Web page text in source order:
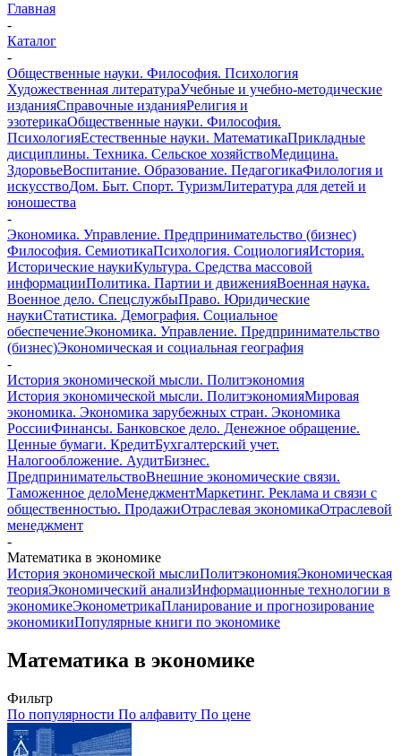
Главная
-
Каталог
-
Общественные науки. Философия. Психология
Художественная литератураУчебные и учебно-методические
изданияСправочные изданияРелигия и
эзотерикаОбщественные науки. Философия.
ПсихологияЕстественные науки. МатематикаПрикладные
дисциплины. Техника. Сельское хозяйствоМедицина.
ЗдоровьеВоспитание. Образование. ПедагогикаФилология и
искусствоДом. Быт. Спорт. ТуризмЛитература для детей и
юношества
-
Экономика. Управление. Предпринимательство (бизнес)
Философия. СемиотикаПсихология. СоциологияИстория.
Исторические наукиКультура. Средства массовой
информацииПолитика. Партии и движенияВоенная наука.
Военное дело. СпецслужбыПраво. Юридические
наукиСтатистика. Демография. Социальное
обеспечениеЭкономика. Управление. Предпринимательство
(бизнес)Экономическая и социальная география
-
История экономической мысли. Политэкономия
История экономической мысли. ПолитэкономияМировая
экономика. Экономика зарубежных стран. Экономика
РоссииФинансы. Банковское дело. Денежное обращение.
Ценные бумаги. КредитБухгалтерский учет.
Налогообложение. АудитБизнес.
ПредпринимательствоВнешние экономические связи.
Таможенное делоМенеджментМаркетинг. Реклама и связи с
общественностью. ПродажиОтраслевая экономикаОтраслевой
менеджмент
-
Математика в экономике
История экономической мыслиПолитэкономияЭкономическая
теорияЭкономический анализИнформационные технологии в
экономикеЭконометрикаПланирование и прогнозирование
экономикиПопулярные книги по экономике
Математика в экономике
Фильтр
По популярности По алфавиту По цене